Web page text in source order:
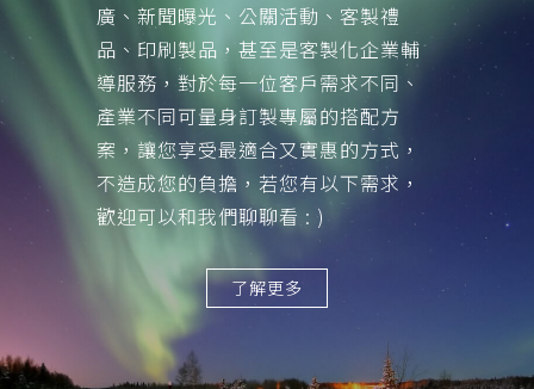
廣、新聞曝光、公關活動、客製禮
品、印刷製品，甚至是客製化企業輔
導服務，對於每一位客戶需求不同、
產業不同可量身訂製專屬的搭配方
案，讓您享受最適合又實惠的方式，
不造成您的負擔，若您有以下需求，
歡迎可以和我們聊聊看 : )
了解更多